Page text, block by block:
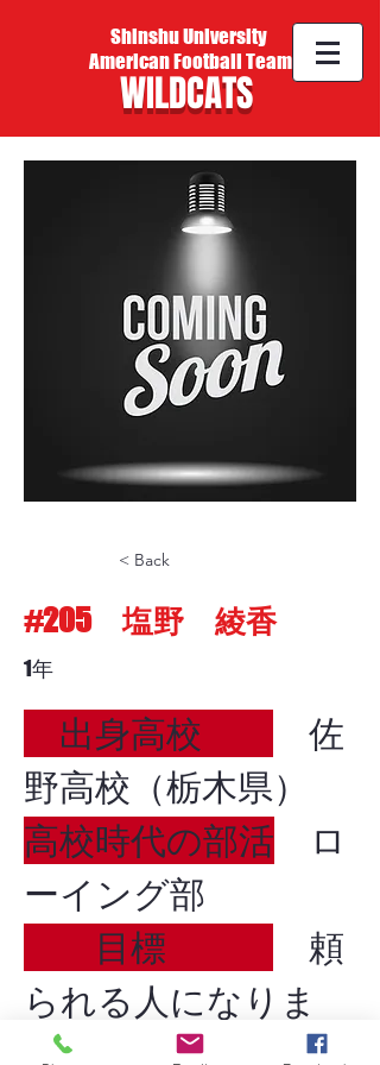
Shinshu University
American Football Team
WILDCATS
< Back
#205 塩野 綾香
1年
出身高校
佐
野高校（栃木県）
高校時代の部活 ロ
ーイング部
目標
頼
られる人になりま
す！